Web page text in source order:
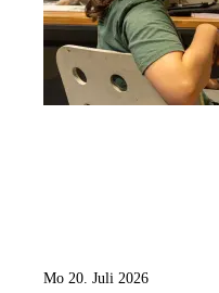
Mo 20. Juli 2026